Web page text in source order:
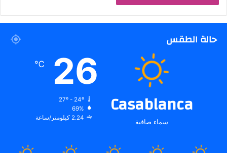
حالة الطقس
Casablanca
سماء صافية
26
℃
27º - 24º
69%
2.24 كيلومتر/ساعة